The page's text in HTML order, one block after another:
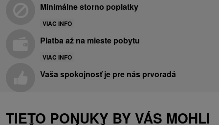
Minimálne storno poplatky
VIAC INFO
Platba až na mieste pobytu
VIAC INFO
Vaša spokojnosť je pre nás prvoradá
TIETO PONUKY BY VÁS MOHLI